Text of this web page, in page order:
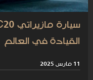
القيادة في العالم
11 مارس 2025